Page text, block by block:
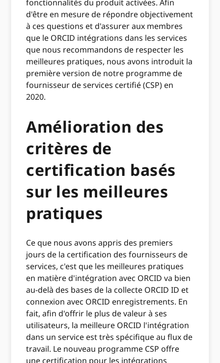
fonctionnalités du produit activées. Afin
d'être en mesure de répondre objectivement
à ces questions et d'assurer aux membres
que le ORCID intégrations dans les services
que nous recommandons de respecter les
meilleures pratiques, nous avons introduit la
première version de notre programme de
fournisseur de services certifié (CSP) en
2020.
Amélioration des
critères de
certification basés
sur les meilleures
pratiques
Ce que nous avons appris des premiers
jours de la certification des fournisseurs de
services, c'est que les meilleures pratiques
en matière d'intégration avec ORCID va bien
au-delà des bases de la collecte ORCID ID et
connexion avec ORCID enregistrements. En
fait, afin d'offrir le plus de valeur à ses
utilisateurs, la meilleure ORCID l'intégration
dans un service est très spécifique au flux de
travail. Le nouveau programme CSP offre
une certification pour les intégrations